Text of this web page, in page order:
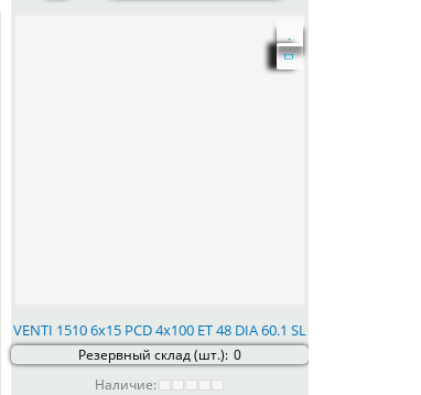
VENTI 1510 6x15 PCD 4x100 ET 48 DIA 60.1 SL
Резервный склад (шт.): 0
Наличие: